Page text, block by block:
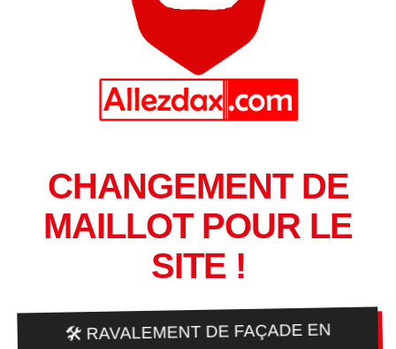
CHANGEMENT DE
MAILLOT POUR LE
SITE !
🛠️ RAVALEMENT DE FAÇADE EN